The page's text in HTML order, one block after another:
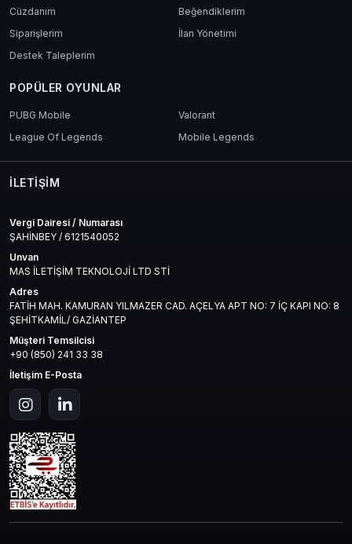
Cüzdanım
Beğendiklerim
Siparişlerim
İlan Yönetimi
Destek Taleplerim
POPÜLER OYUNLAR
PUBG Mobile
Valorant
League Of Legends
Mobile Legends
İLETIŞIM
Vergi Dairesi / Numarası
ŞAHİNBEY / 6121540052
Unvan
MAS İLETİŞİM TEKNOLOJİ LTD STİ
Adres
FATİH MAH. KAMURAN YILMAZER CAD. AÇELYA APT NO: 7 İÇ KAPI NO: 8
ŞEHİTKAMİL/ GAZİANTEP
Müşteri Temsilcisi
+90 (850) 241 33 38
İletişim E-Posta